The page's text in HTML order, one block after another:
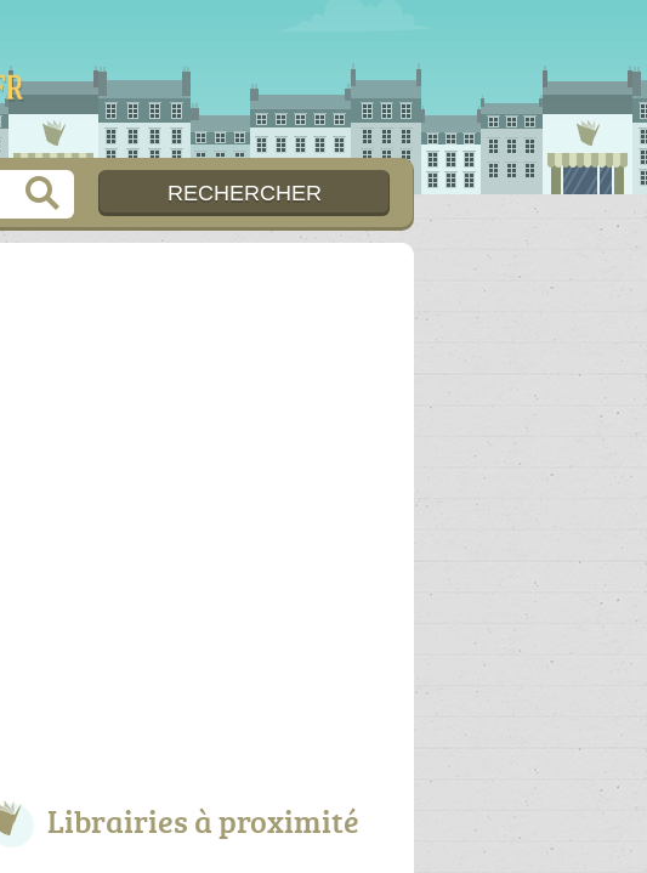
Librairies à proximité